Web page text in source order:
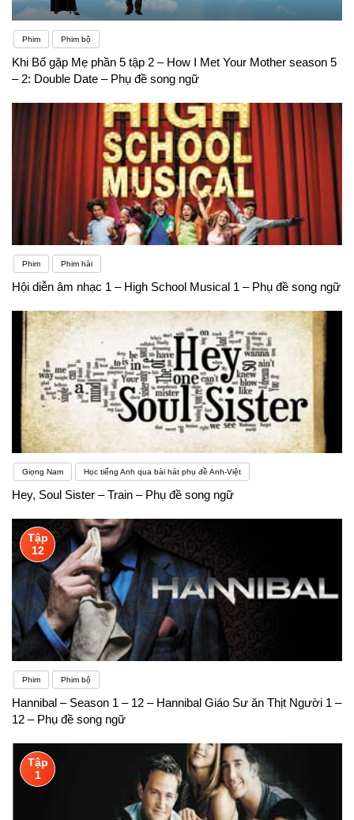
Phim Phim bộ
Khi Bố gặp Mẹ phần 5 tập 2 – How I Met Your Mother season 5
– 2: Double Date – Phụ đề song ngữ
Phim Phim hài
Hội diễn âm nhạc 1 – High School Musical 1 – Phụ đề song ngữ
Giọng Nam Học tiếng Anh qua bài hát phụ đề Anh-Việt
Hey, Soul Sister – Train – Phụ đề song ngữ
Tập
12
Phim Phim bộ
Hannibal – Season 1 – 12 – Hannibal Giáo Sư ăn Thịt Người 1 –
12 – Phụ đề song ngữ
Tập
1